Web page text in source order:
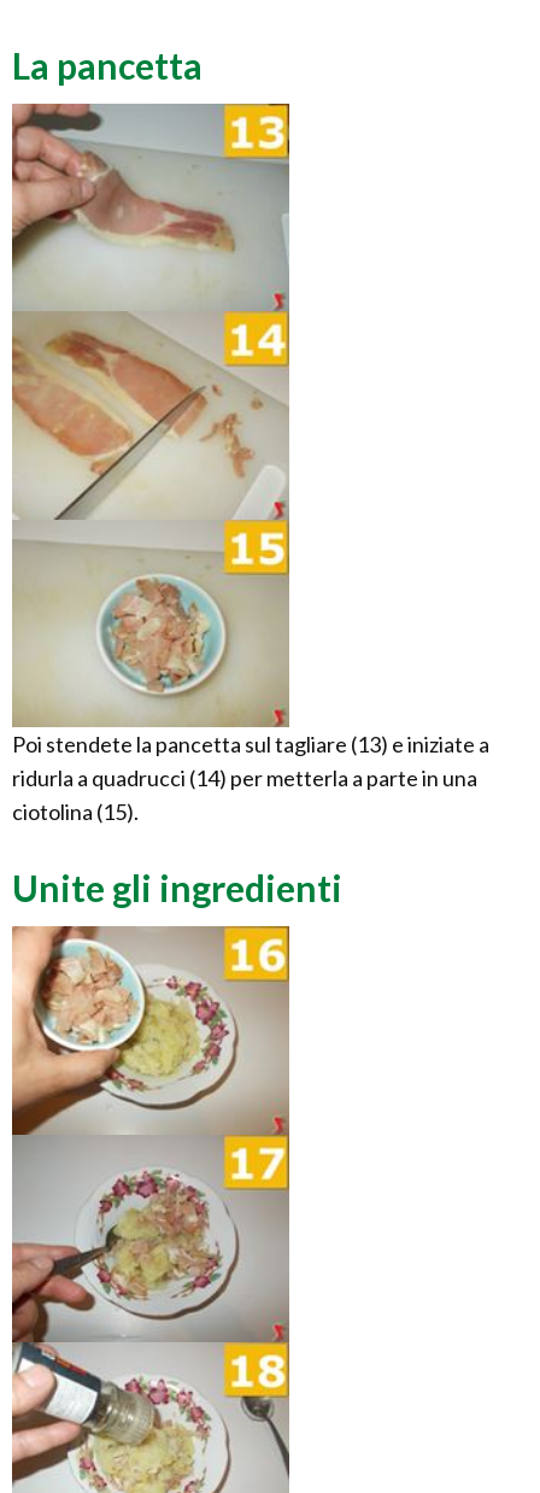
La pancetta
Poi stendete la pancetta sul tagliare (13) e iniziate a
ridurla a quadrucci (14) per metterla a parte in una
ciotolina (15).
Unite gli ingredienti